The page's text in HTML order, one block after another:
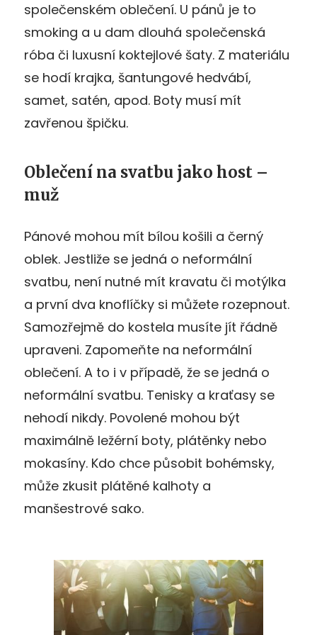
společenském oblečení. U pánů je to
smoking a u dam dlouhá společenská
róba či luxusní koktejlové šaty. Z materiálu
se hodí krajka, šantungové hedvábí,
samet, satén, apod. Boty musí mít
zavřenou špičku.
Oblečení na svatbu jako host –
muž
Pánové mohou mít bílou košili a černý
oblek. Jestliže se jedná o neformální
svatbu, není nutné mít kravatu či motýlka
a první dva knoflíčky si můžete rozepnout.
Samozřejmě do kostela musíte jít řádně
upraveni. Zapomeňte na neformální
oblečení. A to i v případě, že se jedná o
neformální svatbu. Tenisky a kraťasy se
nehodí nikdy. Povolené mohou být
maximálně ležérní boty, plátěnky nebo
mokasíny. Kdo chce působit bohémsky,
může zkusit plátěné kalhoty a
manšestrové sako.